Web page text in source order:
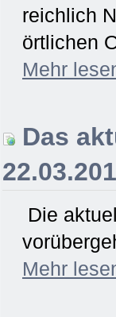
reichlich
örtlichen
Mehr
Das
Die
Mehr